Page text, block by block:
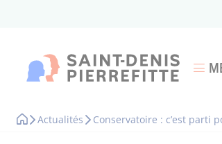
Fil
Actualités Conservatoire : c’est parti